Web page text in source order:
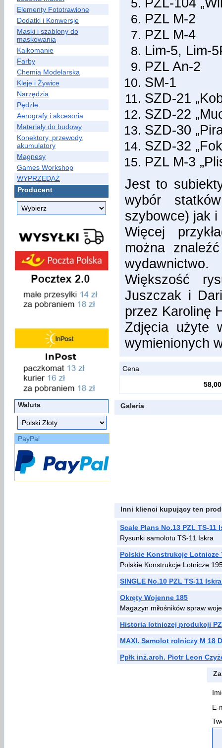
Elementy Fototrawione
Dodatki i Konwersje
Maski i szablony do
maskowania
Kalkomanie
Farby
Chemia Modelarska
Kleje i Żywice
Narzędzia
Pędzle
Aerografy i akcesoria
Materiały do budowy
Konektory, przewody,
akumulatory
Magnesy
Games Workshop
WYPRZEDAŻ
Producent
Waluta
PayPal
PZL M-2
PZL M-4
Lim-5, Lim-
PZL An-2
SM-1
SZD-21
SZD-22
SZD-30
SZD-32
PZL M-3
Jest to
wybór
szybowce) jak i
Więcej
można
wydawnictwo.
Większość
Juszczak i
przez Karolinę
Zdjęcia użyte
wymienionych
Cena
58,00
Galeria
Inni klienci kupujący ten
Scale Plans No.13 PZL TS-11
Rysunki samolotu TS-11 Iskra
Polskie Konstrukcje Lotnicze
Polskie Konstrukcje Lotnicze
SINGLE No.10 PZL TS-11
Okręty Wojenne 185
Magazyn miłośników spraw
Historia lotniczej produkcji
MAXI. Samolot rolniczy M 18
Ppłk inż.arch. Piotr Leon
E-